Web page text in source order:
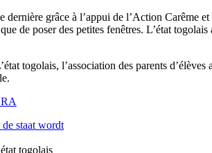
dernière grâce à l’appui de l’Action Carême
de poser des petites fenêtres. L’état
togolais, l’association des parents
togolais